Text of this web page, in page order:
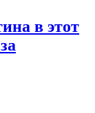
в этот